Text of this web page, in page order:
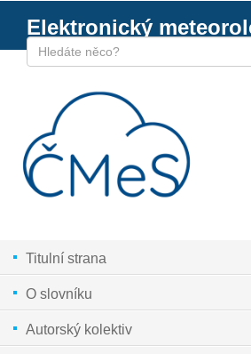
Elektronický
Titulní strana
O slovníku
Autorský kolektiv